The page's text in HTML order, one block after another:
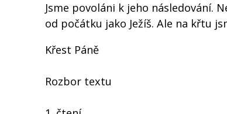
Jsme povoláni k jeho následování.
od počátku jako Ježíš. Ale na křtu
Křest Páně
Rozbor textu